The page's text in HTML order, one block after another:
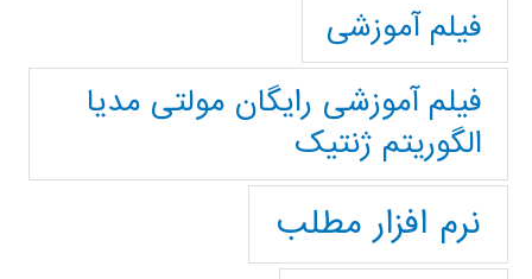
فیلم آموزشی
فیلم آموزشی رایگان مولتی مدیا
الگوریتم ژنتیک
نرم افزار مطلب